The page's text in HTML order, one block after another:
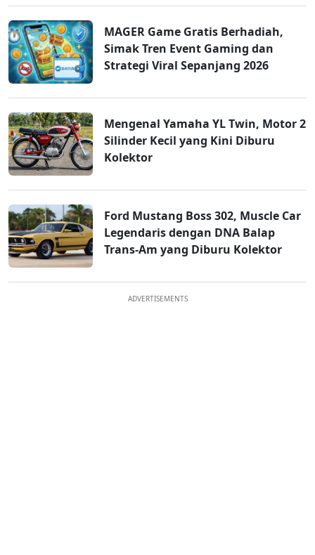
MAGER Game Gratis Berhadiah,
Simak Tren Event Gaming dan
Strategi Viral Sepanjang 2026
Mengenal Yamaha YL Twin, Motor 2
Silinder Kecil yang Kini Diburu
Kolektor
Ford Mustang Boss 302, Muscle Car
Legendaris dengan DNA Balap
Trans-Am yang Diburu Kolektor
ADVERTISEMENTS